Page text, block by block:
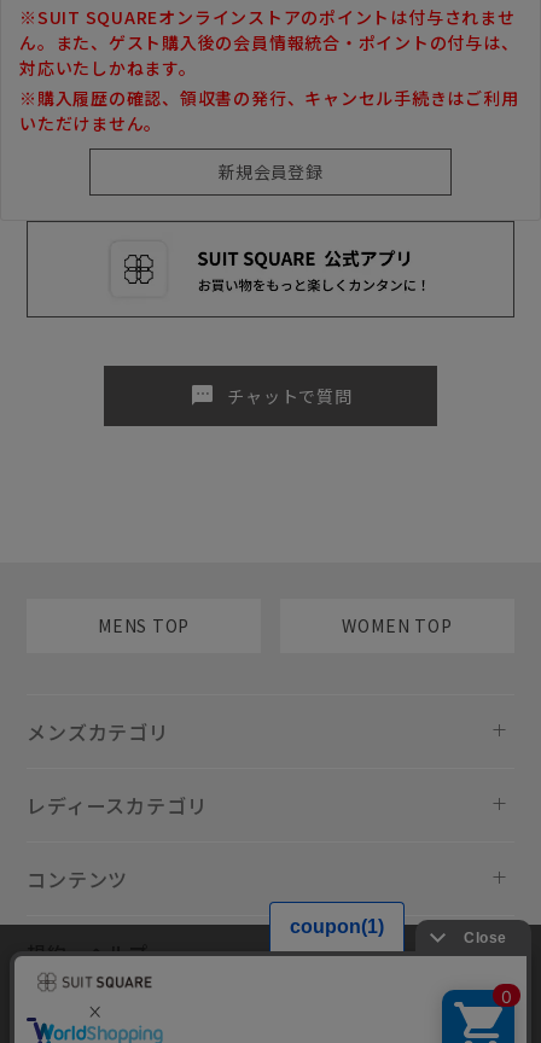
※SUIT SQUAREオンラインストアのポイントは付与されませ
ん。また、ゲスト購入後の会員情報統合・ポイントの付与は、
対応いたしかねます。
※購入履歴の確認、領収書の発行、キャンセル手続きはご利用
いただけません。
sms チャットで質問
MENS TOP WOMEN TOP
メンズカテゴリ
レディースカテゴリ
コンテンツ
規約・ヘルプ
当サイトでは利用体験の向上およびコンテンツの最適な提供、トラフィ
ックの分析を目的としてCookieを使用しています。サイトの閲覧を継続